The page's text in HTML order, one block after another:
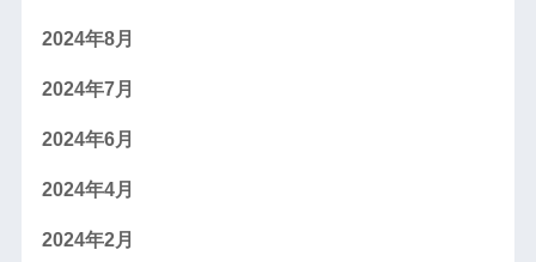
2024年8月
2024年7月
2024年6月
2024年4月
2024年2月